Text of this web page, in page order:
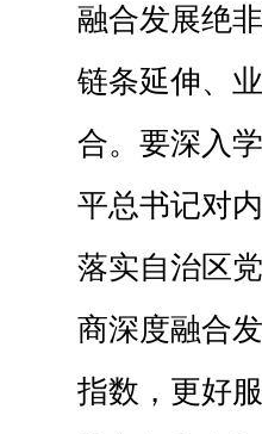
融合发展绝
链条延伸、
合。要深入
平总书记对
落实自治区
商深度融合
指数，更好